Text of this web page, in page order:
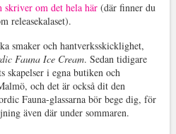
om det hela här(där finner du
releasekalaset).
smaker och hantverksskicklighet,
Fauna Ice Cream. Sedan tidigare
skapelser i egna butiken och
och det är också dit den
Fauna-glassarna bör bege dig, för
även där under sommaren.